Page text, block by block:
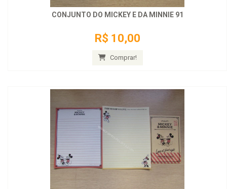
CONJUNTO DO MICKEY E DA MINNIE 91
R$ 10,00
Comprar!